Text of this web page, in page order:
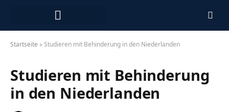
Startseite »Studieren mit Behinderung in den Niederlanden
Studieren mit Behinderung
in den Niederlanden